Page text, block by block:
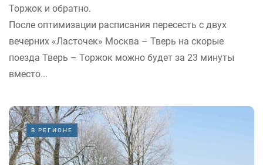
Торжок и обратно.
После оптимизации расписания пересесть с двух
вечерних «Ласточек» Москва – Тверь на скорые
поезда Тверь – Торжок можно будет за 23 минуты
вместо...
В РЕГИОНЕ